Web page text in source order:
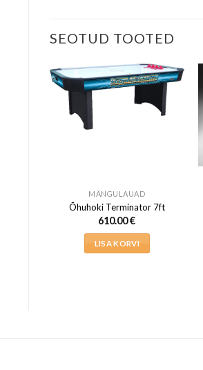
SEOTUD TOOTED
MÄNGULAUAD
Õhuhoki Terminator 7ft
610.00€
LISA KORVI